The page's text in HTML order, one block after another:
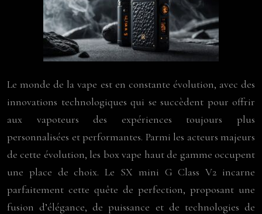
Le monde de la vape est en constante évolution, avec des
innovations technologiques qui se succèdent pour offrir
aux vapoteurs des expériences toujours plus
personnalisées et performantes. Parmi les acteurs majeurs
de cette évolution, les box vape haut de gamme occupent
une place de choix. Le SX mini G Class V2 incarne
parfaitement cette quête de perfection, proposant une
fusion d’élégance, de puissance et de technologies de